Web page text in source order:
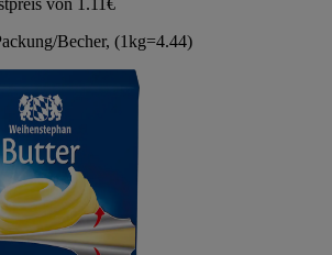
Becher, (1kg=4.44)